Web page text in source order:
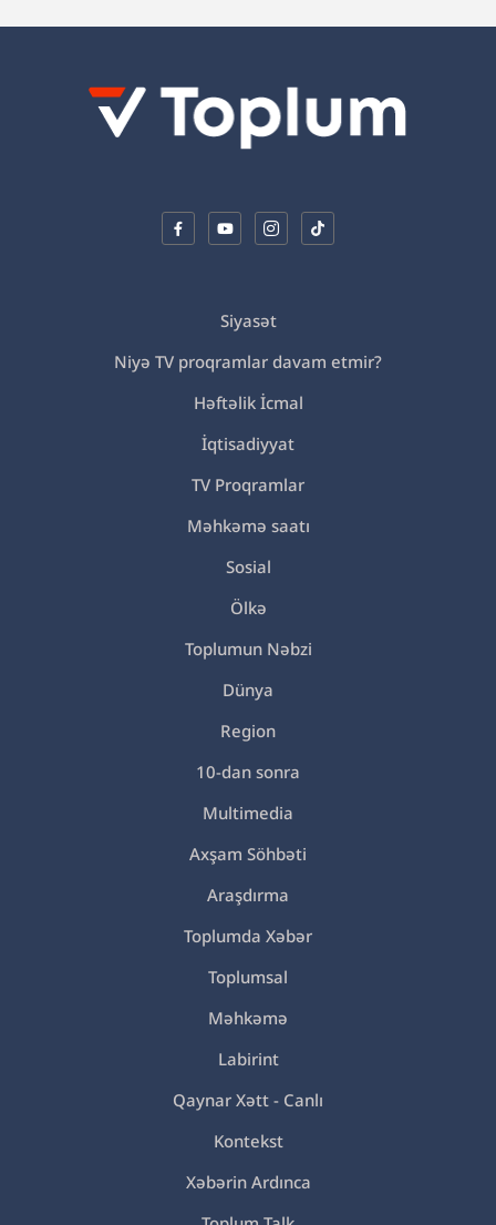
Siyasət
Niyə TV proqramlar davam etmir?
Həftəlik İcmal
İqtisadiyyat
TV Proqramlar
Məhkəmə saatı
Sosial
Ölkə
Toplumun Nəbzi
Dünya
Region
10-dan sonra
Multimedia
Axşam Söhbəti
Araşdırma
Toplumda Xəbər
Toplumsal
Məhkəmə
Labirint
Qaynar Xətt - Canlı
Kontekst
Xəbərin Ardınca